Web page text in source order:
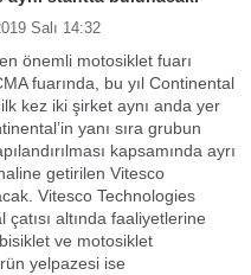
Salı 14:32
önemli motosiklet fuarı
fuarında, bu yıl Continental
kez iki şirket aynı anda yer
yanı sıra grubun
kapsamında ayrı
getirilen Vitesco
Vitesco Technologies
altında faaliyetlerine
ve motosiklet
yelpazesi ise